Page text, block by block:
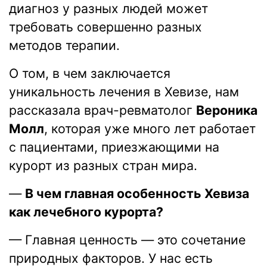
диагноз у разных людей может
требовать совершенно разных
методов терапии.
О том, в чем заключается
уникальность лечения в Хевизе, нам
рассказала врач-ревматолог Вероника
Молл, которая уже много лет работает
с пациентами, приезжающими на
курорт из разных стран мира.
— В чем главная особенность Хевиза
как лечебного курорта?
— Главная ценность — это сочетание
природных факторов. У нас есть